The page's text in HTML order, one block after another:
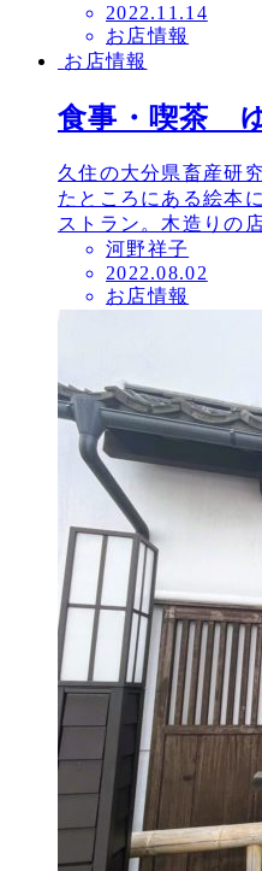
投
稿
日
2022.11.14
お店情報
お店情報
食事・喫茶
久住の大分県畜産研
たところにある絵本
ストラン。木造りの
河野祥子
投
稿
2022.08.02
お店情報